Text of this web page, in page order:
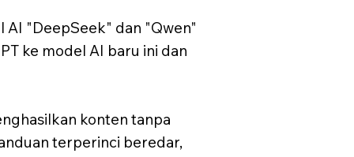
AI "DeepSeek" dan "Qwen"
ke model AI baru ini dan
konten tanpa
terperinci beredar,